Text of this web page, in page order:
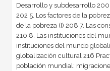
Desarrollo y subdesarrollo 200
202 5. Los factores de la
de la pobreza (I) 208 7. Las
210 8. Las instituciones del
instituciones del mundo
globalización cultural 216
población mundial: